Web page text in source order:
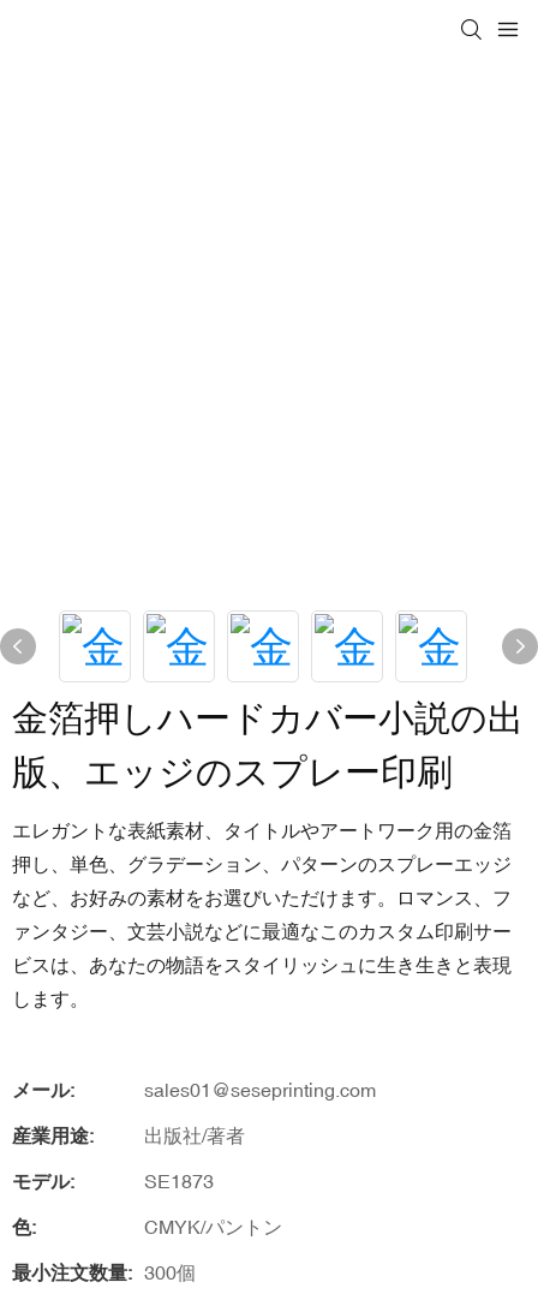
金箔押しハードカバー小説の出
版、エッジのスプレー印刷
エレガントな表紙素材、タイトルやアートワーク用の金箔
押し、単色、グラデーション、パターンのスプレーエッジ
など、お好みの素材をお選びいただけます。ロマンス、フ
ァンタジー、文芸小説などに最適なこのカスタム印刷サー
ビスは、あなたの物語をスタイリッシュに生き生きと表現
します。
メール: sales01@seseprinting.com
産業用途: 出版社/著者
モデル: SE1873
色: CMYK/パントン
最小注文数量: 300個